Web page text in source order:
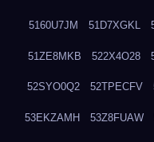
5160U7JM 51D7XGKL
51ZE8MKB 522X4O28
52SYO0Q2 52TPECFV
53EKZAMH 53Z8FUAW